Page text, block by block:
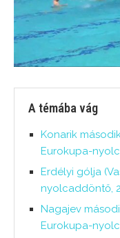
A témába vág
Konarik
Eurokupa-
Erdélyi gólja
nyolcaddöntő,
Nagajev
Eurokupa-